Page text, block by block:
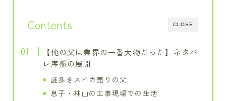
CLOSE
Contents
【俺の父は業界の一番大物だった】ネタバ
レ序盤の展開
謎多きスイカ売りの父
息子・林山の工事現場での生活